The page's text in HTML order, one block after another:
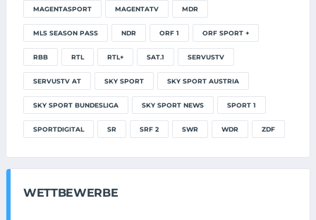
MAGENTASPORT MAGENTATV MDR
MLS SEASON PASS NDR ORF 1 ORF SPORT +
RBB RTL RTL+ SAT.1 SERVUSTV
SERVUSTV AT SKY SPORT SKY SPORT AUSTRIA
SKY SPORT BUNDESLIGA SKY SPORT NEWS SPORT 1
SPORTDIGITAL SR SRF 2 SWR WDR ZDF
WETTBEWERBE